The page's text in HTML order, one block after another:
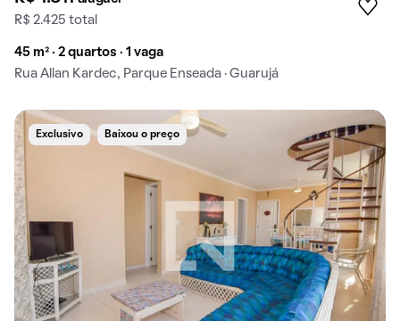
R$ 2.425 total
45 m² · 2 quartos · 1 vaga
Rua Allan Kardec, Parque Enseada · Guarujá
Exclusivo Baixou o preço